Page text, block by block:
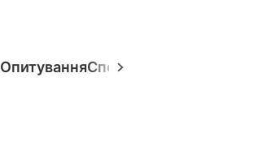
ОпитуванняСпецпроєкти